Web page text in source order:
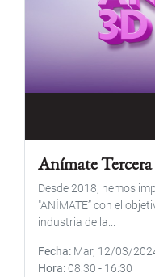
Anímate
Desde 2018, hemos
"ANÍMATE” con el
industria de la...
Fecha Mar, 12/03/
Hora 08:30 - 16:30